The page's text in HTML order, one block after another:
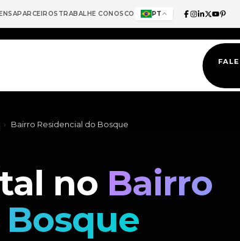
PARCEIROS TRABALHE CONOSCO PT
› Bairro Residencial do Bosque
no Bairro